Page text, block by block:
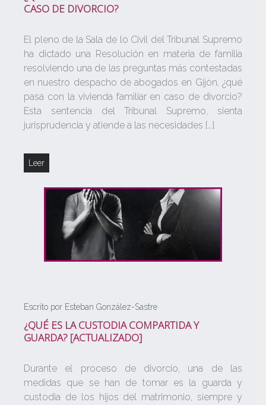
CASO DE DIVORCIO?
El pleno de la Sala de lo Civil del Tribunal Supremo
ha dictado una Resolución en materia de familia
resolviendo una de las preguntas más contestadas
en nuestro despacho de abogados en Gijón, ¿qué
pasa con la vivienda familiar en caso de divorcio?
Esta sentencia del Tribunal Supremo, sienta
jurisprudencia y atiende a las necesidades […]
Leer
Escrito por Esteban González-Sastre
¿QUÉ ES LA CUSTODIA COMPARTIDA Y
GUARDA? [ACTUALIZADO]
Durante el proceso de divorcio, una de las
medidas que se han de tomar es la guarda y
custodia de los hijos del matrimonio, siempre y